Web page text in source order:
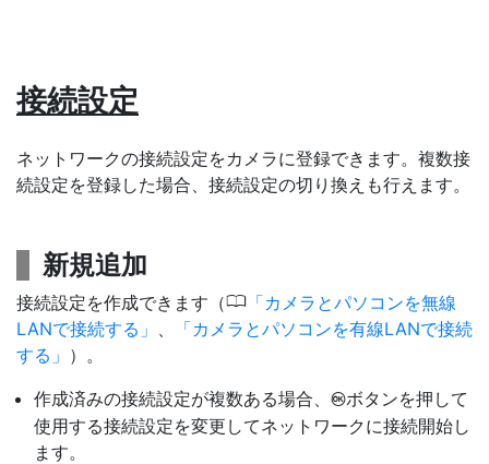
接続設定
ネットワークの接続設定をカメラに登録できます。複数接
続設定を登録した場合、接続設定の切り換えも行えます。
新規追加
接続設定を作成できます（0
カメラとパソコンを無線
LANで接続する
、
カメラとパソコンを有線LANで接続
する
）。
作成済みの接続設定が複数ある場合、
Jボタンを押して
使用する接続設定を変更してネットワークに接続開始し
ます。